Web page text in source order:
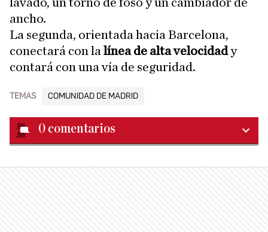
ancho.
La segunda, orientada hacia Barcelona,
conectará con la línea de alta velocidady
contará con una vía de seguridad.
TEMAS COMUNIDAD DE MADRID
0 comentarios